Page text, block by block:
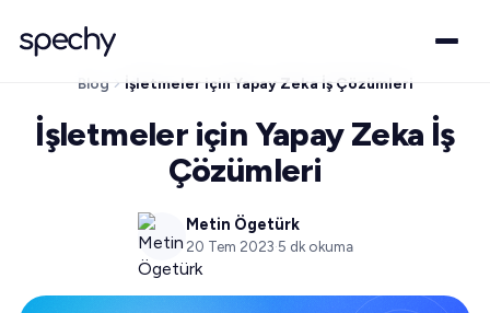
Blog İşletmeler için Yapay Zeka İş Çözümleri
İşletmeler için Yapay Zeka İş
Çözümleri
Metin Ögetürk
20 Tem 2023·5 dk okuma